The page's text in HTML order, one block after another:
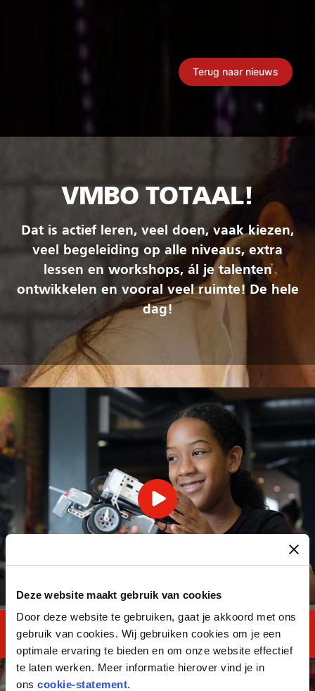
Deze website maakt gebruik van cookies
Door deze website te gebruiken, gaat je akkoord met ons
gebruik van cookies. Wij gebruiken cookies om je een
optimale ervaring te bieden en om onze website effectief
te laten werken. Meer informatie hierover vind je in
ons cookie-statement.
Terug naar nieuws
VMBO TOTAAL!
Dat is actief leren, veel doen, vaak kiezen,
veel begeleiding op alle niveaus, extra
lessen en workshops, ál je talenten
ontwikkelen en vooral veel ruimte! De hele
dag!
Talent TOTAAL